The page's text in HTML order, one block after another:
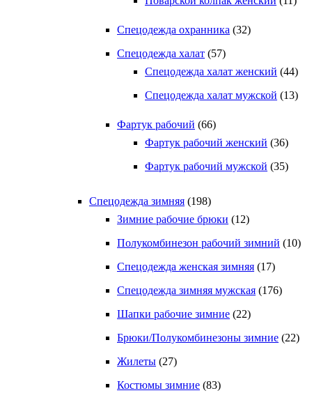
Спецодежда охранника (32)
Спецодежда халат (57)
Спецодежда халат женский (44)
Спецодежда халат мужской (13)
Фартук рабочий (66)
Фартук рабочий женский (36)
Фартук рабочий мужской (35)
Спецодежда зимняя (198)
Зимние рабочие брюки (12)
Полукомбинезон рабочий зимний (10)
Спецодежда женская зимняя (17)
Спецодежда зимняя мужская (176)
Шапки рабочие зимние (22)
Брюки/Полукомбинезоны зимние (22)
Жилеты (27)
Костюмы зимние (83)